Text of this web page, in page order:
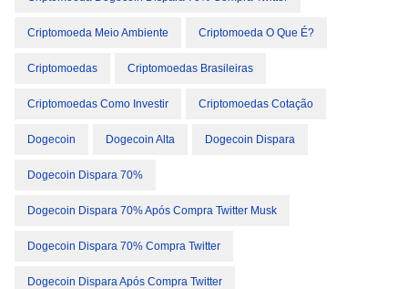
Criptomoeda Meio Ambiente Criptomoeda O Que É?
Criptomoedas Criptomoedas Brasileiras
Criptomoedas Como Investir Criptomoedas Cotação
Dogecoin Dogecoin Alta Dogecoin Dispara
Dogecoin Dispara 70%
Dogecoin Dispara 70% Após Compra Twitter Musk
Dogecoin Dispara 70% Compra Twitter
Dogecoin Dispara Após Compra Twitter